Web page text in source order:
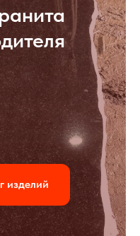
изделий